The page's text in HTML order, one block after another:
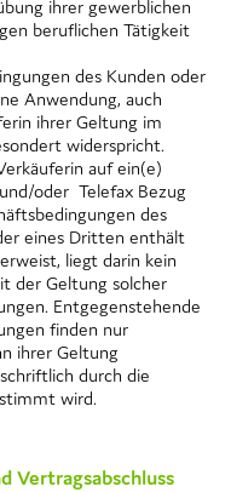
ihrer gewerblichen
beruflichen Tätigkeit
des Kunden oder
Anwendung, auch
ihrer Geltung im
widerspricht.
auf ein(e)
oder Telefax Bezug
des
eines Dritten enthält
liegt darin kein
der Geltung solcher
Entgegenstehende
finden nur
ihrer Geltung
durch die
wird.
Vertragsabschluss